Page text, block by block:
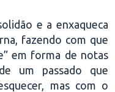
e a enxaqueca
fazendo com que
em forma de notas
um passado que
mas com o